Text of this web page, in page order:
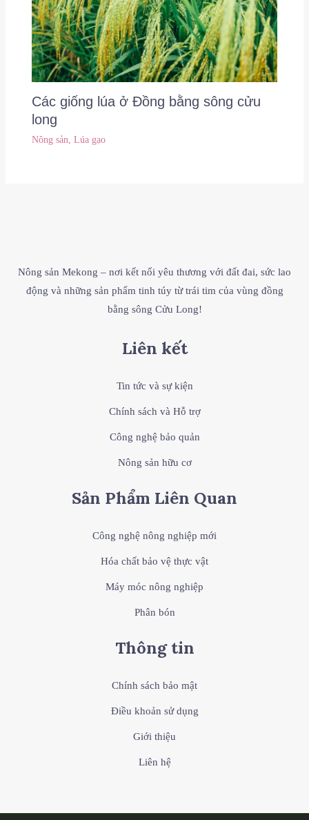
Các giống lúa ở Đồng bằng sông cửu
long
Nông sản, Lúa gạo
Nông sản Mekong – nơi kết nối yêu thương với đất đai, sức lao
động và những sản phẩm tinh túy từ trái tim của vùng đồng
bằng sông Cửu Long!
Liên kết
Tin tức và sự kiện
Chính sách và Hỗ trợ
Công nghệ bảo quản
Nông sản hữu cơ
Sản Phẩm Liên Quan
Công nghệ nông nghiệp mới
Hóa chất bảo vệ thực vật
Máy móc nông nghiệp
Phân bón
Thông tin
Chính sách bảo mật
Điều khoản sử dụng
Giới thiệu
Liên hệ